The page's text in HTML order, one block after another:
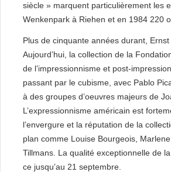
siècle » marquent particulièrement les
Wenkenpark à Riehen et en 1984 220
Plus de cinquante années durant,
Aujourd’hui, la collection de la
de l’impressionnisme et post-
passant par le cubisme, avec Pablo
à des groupes d’oeuvres majeurs de
L’expressionnisme américain est
l’envergure et la réputation de la
plan comme Louise Bourgeois,
Tillmans. La qualité exceptionnelle de
ce jusqu’au 21 septembre.